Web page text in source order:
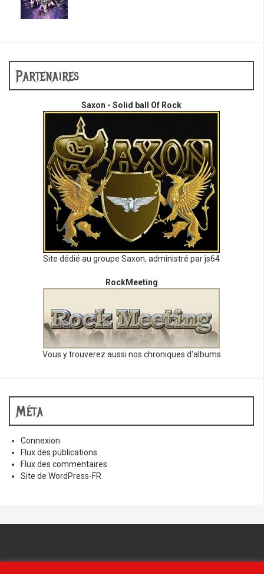
Partenaires
Saxon - Solid ball Of Rock
Site dédié au groupe Saxon, administré par js64
RockMeeting
Vous y trouverez aussi nos chroniques d'albums
Méta
Connexion
Flux des publications
Flux des commentaires
Site de WordPress-FR